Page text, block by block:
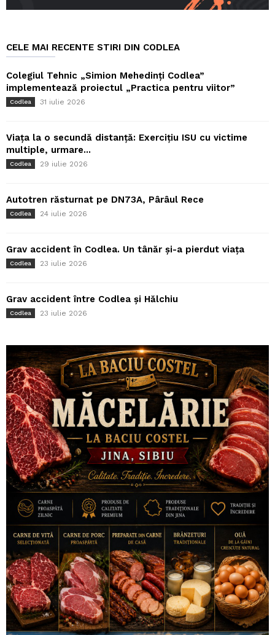
CELE MAI RECENTE STIRI DIN CODLEA
Colegiul Tehnic „Simion Mehedinți Codlea”
implementează proiectul „Practica pentru viitor”
Codlea 31 iulie 2026
Viața la o secundă distanță: Exercițiu ISU cu victime
multiple, urmare...
Codlea 29 iulie 2026
Autotren răsturnat pe DN73A, Pârâul Rece
Codlea 24 iulie 2026
Grav accident în Codlea. Un tânăr și-a pierdut viața
Codlea 23 iulie 2026
Grav accident între Codlea și Hălchiu
Codlea 23 iulie 2026